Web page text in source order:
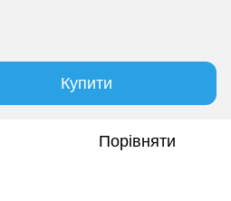
Купити
Порівняти